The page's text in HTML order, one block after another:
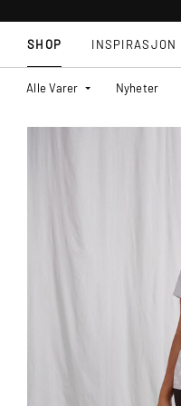
SHOP
Alle Varer Nyheter
INSPIRASJON